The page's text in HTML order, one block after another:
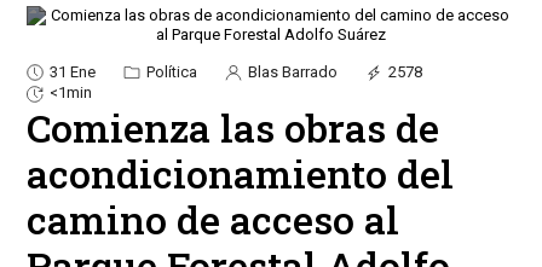
31 Ene Política Blas Barrado
2578
<1min
Comienza las obras de
acondicionamiento del
camino de acceso al